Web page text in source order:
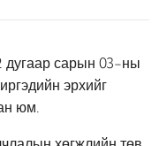
дугаар сарын 03-ны
эрхийг
юм.